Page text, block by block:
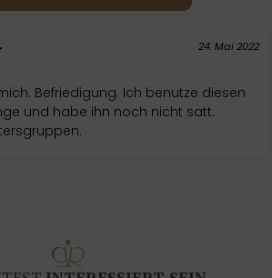
24. Mai 2022
Befriedigung. Ich benutze diesen
und habe ihn noch nicht satt.